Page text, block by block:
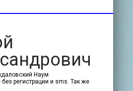
Наум
регистрации и sms. Так же